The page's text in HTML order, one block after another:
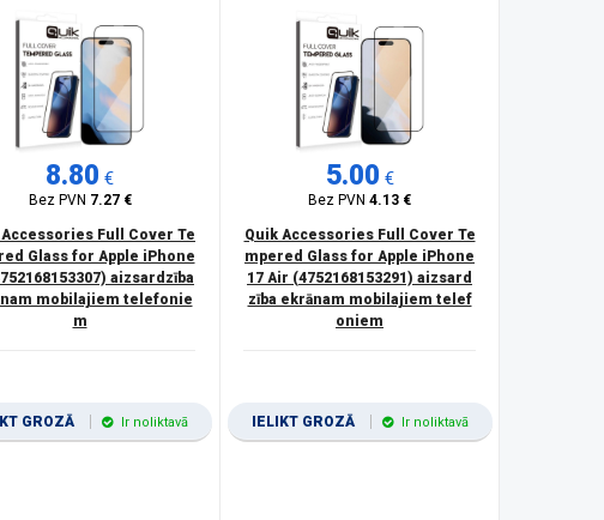
8.80 €
Bez PVN 7.27 €
Accessories Full Cover Te
Glass for Apple iPhone
aizsardzība
mobilajiem telefonie
m
GROZĀ Ir noliktavā
5.00 €
Bez PVN 4.13 €
Quik Accessories Full Cover Te
mpered Glass for Apple iPhone
17 Air (4752168153291) aizsard
zība ekrānam mobilajiem telef
oniem
IELIKT GROZĀ Ir noliktavā